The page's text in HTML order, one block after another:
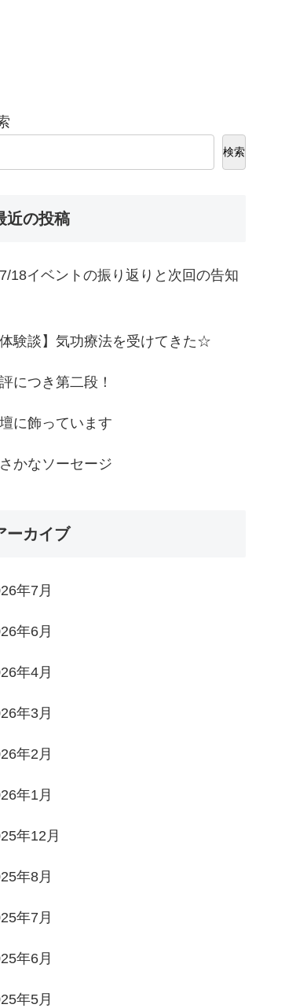
検索
近の投稿
18イベントの振り返りと次回の告知
体験談】気功療法を受けてきた☆
につき第二段！
に飾っています
かなソーセージ
ーカイブ
年7月
年6月
年4月
年3月
年2月
年1月
年12月
年8月
年7月
年6月
年5月